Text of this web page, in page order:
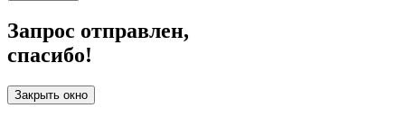
Запрос отправлен,
спасибо!
Закрыть окно